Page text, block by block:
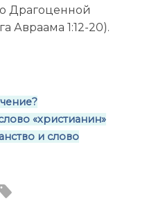
Драгоценной
Авраама 1:12-20).
«христианин»
и слово